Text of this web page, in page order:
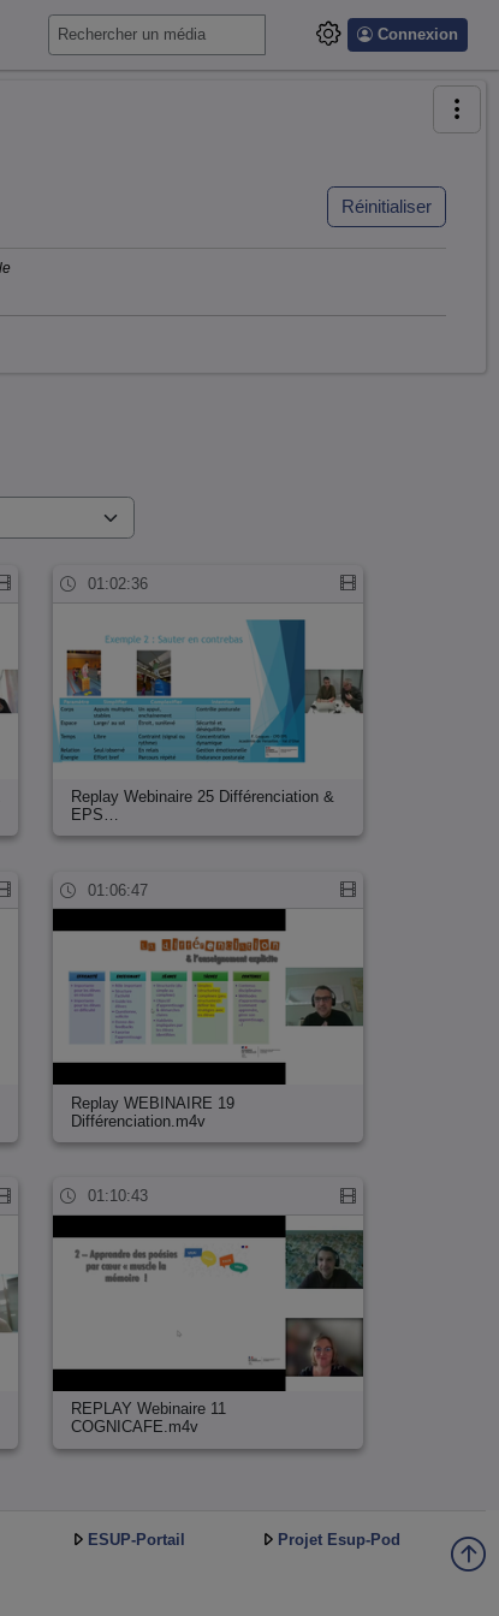
Connexion
Réinitialiser
01:02:36
Replay Webinaire 25 Différenciation &
EPS…
01:06:47
Replay WEBINAIRE 19
Différenciation.m4v
01:10:43
REPLAY Webinaire 11
COGNICAFE.m4v
ESUP-Portail Projet Esup-Pod